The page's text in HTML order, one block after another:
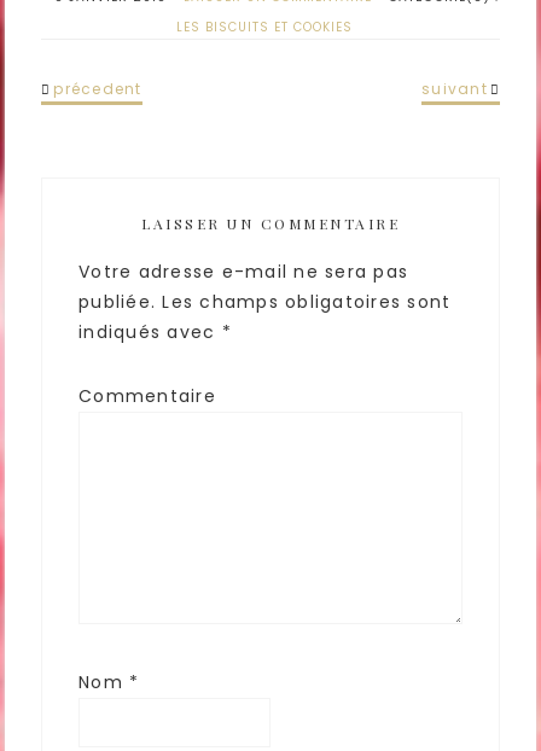
LES BISCUITS ET COOKIES
précedent suivant
LAISSER UN COMMENTAIRE
Votre adresse e-mail ne sera pas
publiée. Les champs obligatoires sont
indiqués avec *
Commentaire
Nom *